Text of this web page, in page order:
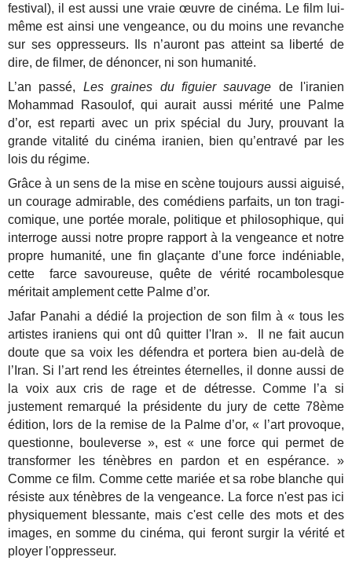
festival), il est aussi une vraie œuvre de cinéma. Le film lui-
même est ainsi une vengeance, ou du moins une revanche
sur ses oppresseurs. Ils n’auront pas atteint sa liberté de
dire, de filmer, de dénoncer, ni son humanité.
L’an passé, Les graines du figuier sauvage de l'iranien
Mohammad Rasoulof, qui aurait aussi mérité une Palme
d’or, est reparti avec un prix spécial du Jury, prouvant la
grande vitalité du cinéma iranien, bien qu’entravé par les
lois du régime.
Grâce à un sens de la mise en scène toujours aussi aiguisé,
un courage admirable, des comédiens parfaits, un ton tragi-
comique, une portée morale, politique et philosophique, qui
interroge aussi notre propre rapport à la vengeance et notre
propre humanité, une fin glaçante d’une force indéniable,
cette farce savoureuse, quête de vérité rocambolesque
méritait amplement cette Palme d’or.
Jafar Panahi a dédié la projection de son film à « tous les
artistes iraniens qui ont dû quitter l'Iran ». Il ne fait aucun
doute que sa voix les défendra et portera bien au-delà de
l’Iran. Si l’art rend les étreintes éternelles, il donne aussi de
la voix aux cris de rage et de détresse. Comme l’a si
justement remarqué la présidente du jury de cette 78ème
édition, lors de la remise de la Palme d’or, « l’art provoque,
questionne, bouleverse », est « une force qui permet de
transformer les ténèbres en pardon et en espérance. »
Comme ce film. Comme cette mariée et sa robe blanche qui
résiste aux ténèbres de la vengeance. La force n'est pas ici
physiquement blessante, mais c'est celle des mots et des
images, en somme du cinéma, qui feront surgir la vérité et
ployer l'oppresseur.